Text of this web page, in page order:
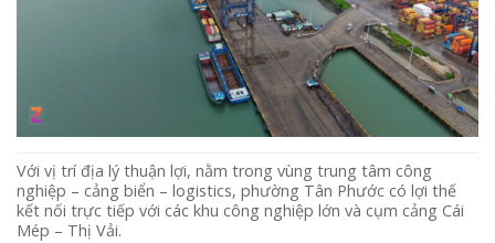
Với vị trí địa lý thuận lợi, nằm trong vùng trung tâm công
nghiệp – cảng biển – logistics, phường Tân Phước có lợi thế
kết nối trực tiếp với các khu công nghiệp lớn và cụm cảng Cái
Mép – Thị Vải.